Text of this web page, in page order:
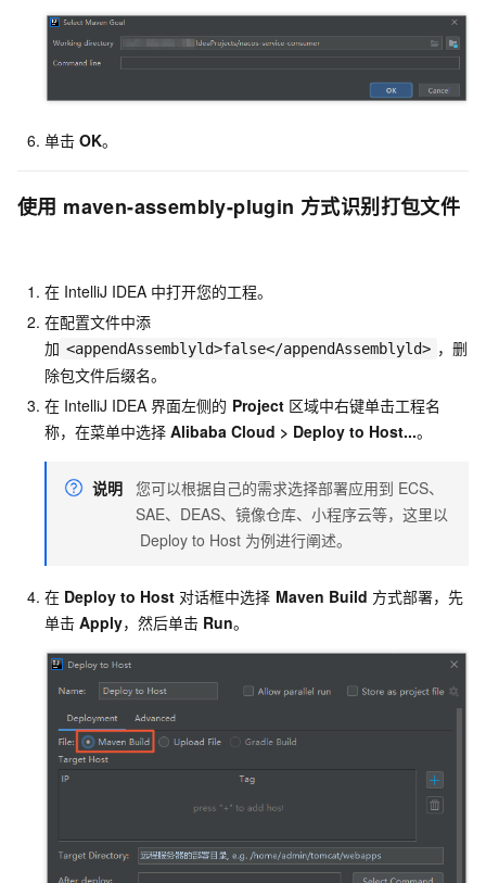
单击 OK。
使用 maven-assembly-plugin 方式识别打包文件
在 IntelliJ IDEA 中打开您的工程。
在配置文件中添
加 <appendAssemblyld>false</appendAssemblyld> ，删
除包文件后缀名。
在 IntelliJ IDEA 界面左侧的 Project 区域中右键单击工程名
称，在菜单中选择 Alibaba Cloud > Deploy to Host...。
说明 您可以根据自己的需求选择部署应用到 ECS、
SAE、DEAS、镜像仓库、小程序云等，这里以
Deploy to Host 为例进行阐述。
在 Deploy to Host 对话框中选择 Maven Build 方式部署，先
单击 Apply，然后单击 Run。